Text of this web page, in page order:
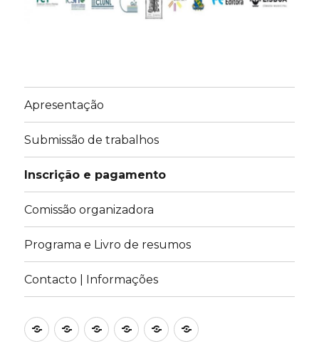
Apresentação
Submissão de trabalhos
Inscrição e pagamento
Comissão organizadora
Programa e Livro de resumos
Contacto | Informações
Apresentação
Submissão
InscriçãoComissãoProgramaContacto